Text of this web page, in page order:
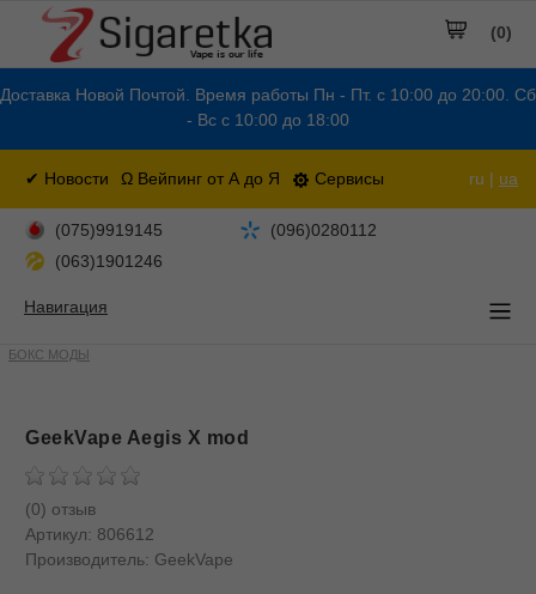
Доставка Новой Почтой. Время работы Пн - Пт. с 10:00 до 20:00. Сб
- Вс с 10:00 до 18:00
✔ Новости Ω Вейпинг от А до Я Сервисы ru | ua
(0)
(075)9919145
(096)0280112
(063)1901246
Навигация
БОКС МОДЫ
GeekVape Aegis X mod
(0) отзыв
Артикул: 806612
Производитель: GeekVape